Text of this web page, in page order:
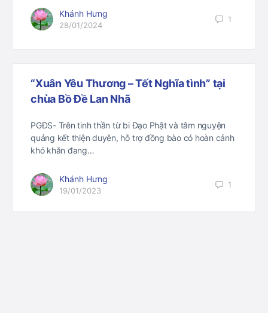
Khánh Hưng
28/01/2024
1
“Xuân Yêu Thương – Tết Nghĩa tình” tại
chùa Bồ Đề Lan Nhã
PGĐS- Trên tinh thần từ bi Đạo Phật và tâm nguyện
quảng kết thiện duyên, hỗ trợ đồng bào có hoàn cảnh
khó khăn đang…
Khánh Hưng
19/01/2023
1